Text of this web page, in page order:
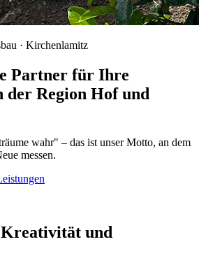
· Kirchenlamitz
Partner für Ihre
der Region Hof und
wahr" – das ist unser Motto, an dem
messen.
und